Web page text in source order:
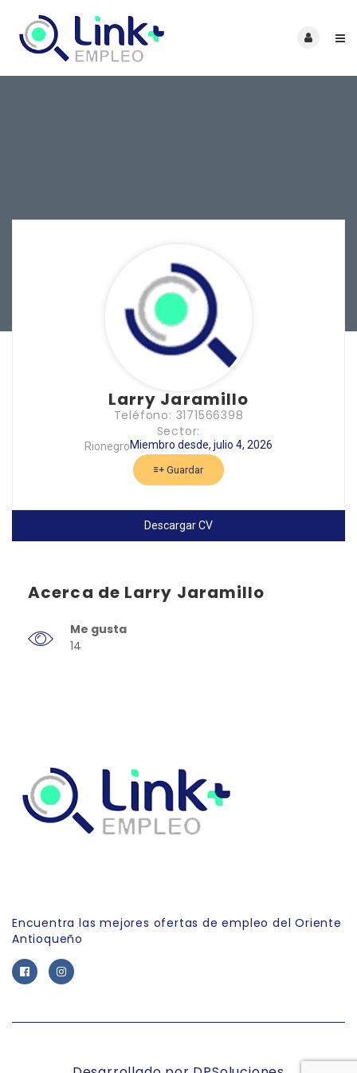
Larry Jaramillo
Teléfono: 3171566398
Sector:
RionegroMiembro desde, julio 4, 2026
Guardar
Descargar CV
Acerca de Larry Jaramillo
Me gusta
14
Encuentra las mejores ofertas de empleo del Oriente
Antioqueño